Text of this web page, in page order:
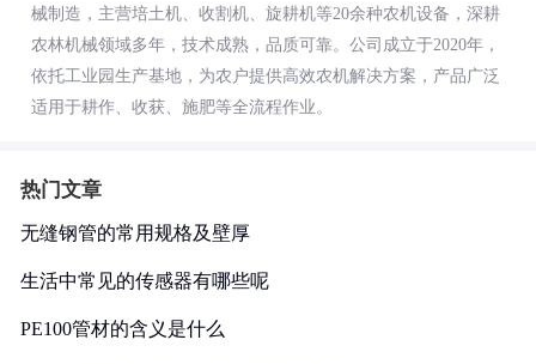
械制造，主营培土机、收割机、旋耕机等20余种农机设备，深耕
农林机械领域多年，技术成熟，品质可靠。公司成立于2020年，
依托工业园生产基地，为农户提供高效农机解决方案，产品广泛
适用于耕作、收获、施肥等全流程作业。
热门文章
无缝钢管的常用规格及壁厚
生活中常见的传感器有哪些呢
PE100管材的含义是什么